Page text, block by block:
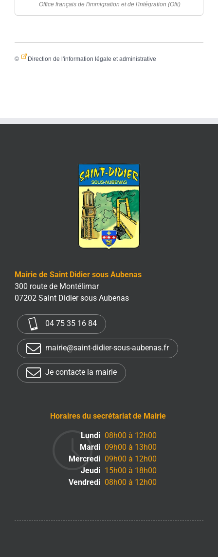
Office français de l'immigration et de l'intégration (Ofii)
© Direction de l'information légale et administrative
Mairie de Saint Didier sous Aubenas
300 route de Montélimar
07202 Saint Didier sous Aubenas
04 75 35 16 84
mairie@saint-didier-sous-aubenas.fr
Je contacte la mairie
Horaires du secrétariat de Mairie
Lundi 08h00 à 12h00
Mardi 09h00 à 13h00
Mercredi 09h00 à 12h00
Jeudi 15h00 à 18h00
Vendredi 08h00 à 12h00